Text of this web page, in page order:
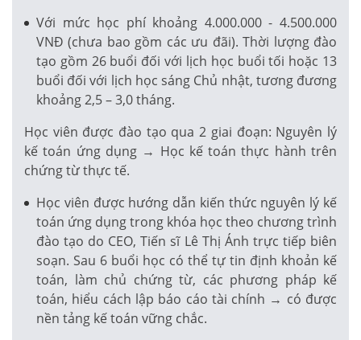
Với mức học phí khoảng 4.000.000 - 4.500.000
VNĐ (chưa bao gồm các ưu đãi). Thời lượng đào
tạo gồm 26 buổi đối với lịch học buổi tối hoặc 13
buổi đối với lịch học sáng Chủ nhật, tương đương
khoảng 2,5 – 3,0 tháng.
Học viên được đào tạo qua 2 giai đoạn: Nguyên lý
kế toán ứng dụng → Học kế toán thực hành trên
chứng từ thực tế.
Học viên được hướng dẫn kiến thức nguyên lý kế
toán ứng dụng trong khóa học theo chương trình
đào tạo do CEO, Tiến sĩ Lê Thị Ánh trực tiếp biên
soạn. Sau 6 buổi học có thể tự tin định khoản kế
toán, làm chủ chứng từ, các phương pháp kế
toán, hiểu cách lập báo cáo tài chính → có được
nền tảng kế toán vững chắc.